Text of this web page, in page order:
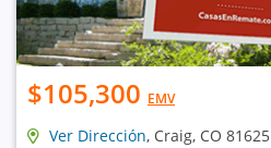
$105,300 EMV
Ver Dirección, Craig, CO 81625